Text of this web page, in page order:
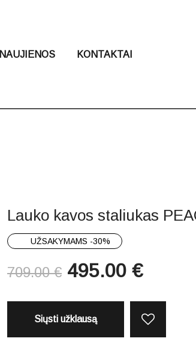
NAUJIENOS KONTAKTAI
Lauko kavos staliukas
UŽSAKYMAMS -30%
709.00€ 495.00 €
Siųsti užklausą